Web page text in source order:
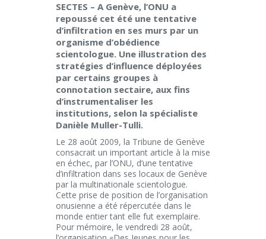
SECTES – A Genève, l’ONU a
repoussé cet été une tentative
d’infiltration en ses murs par un
organisme d’obédience
scientologue. Une illustration des
stratégies d’influence déployées
par certains groupes à
connotation sectaire, aux fins
d’instrumentaliser les
institutions, selon la spécialiste
Danièle Muller-Tulli.
Le 28 août 2009, la Tribune de Genève
consacrait un important article à la mise
en échec, par l’ONU, d’une tentative
d’infiltration dans ses locaux de Genève
par la multinationale scientologue.
Cette prise de position de l’organisation
onusienne a été répercutée dans le
monde entier tant elle fut exemplaire.
Pour mémoire, le vendredi 28 août,